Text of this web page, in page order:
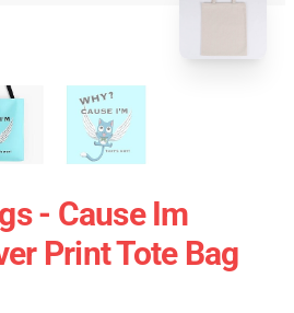
- Cause Im
Print Tote Bag